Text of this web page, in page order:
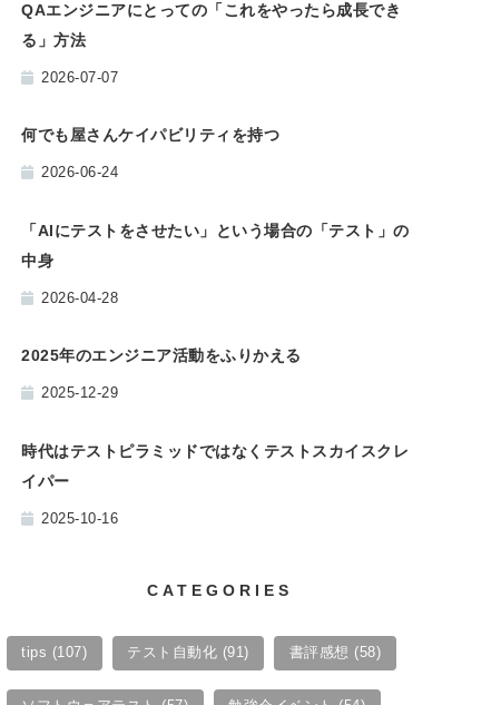
QAエンジニアにとっての「これをやったら成長でき
る」方法
2026-07-07
何でも屋さんケイパビリティを持つ
2026-06-24
「AIにテストをさせたい」という場合の「テスト」の
中身
2026-04-28
2025年のエンジニア活動をふりかえる
2025-12-29
時代はテストピラミッドではなくテストスカイスクレ
イパー
2025-10-16
CATEGORIES
tips (107) テスト自動化 (91) 書評感想 (58)